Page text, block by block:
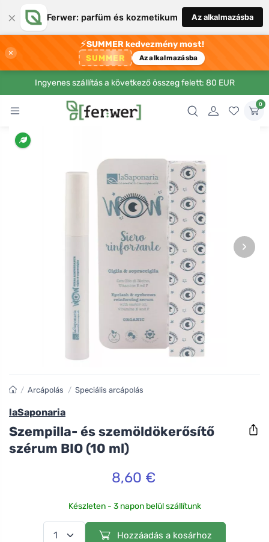
× Ferwer: parfüm és kozmetikum Az alkalmazásba
×
⚡SUMMER kedvezmény most!
SUMMER Az alkalmazásba
Ingyenes szállítás a következő összeg felett: 80 EUR
0
›
/ Arcápolás / Speciális arcápolás
laSaponaria
Szempilla- és szemöldökerősítő
szérum BIO (10 ml)
8,60 €
Készleten - 3 napon belül szállítunk
Hozzáadás a kosárhoz